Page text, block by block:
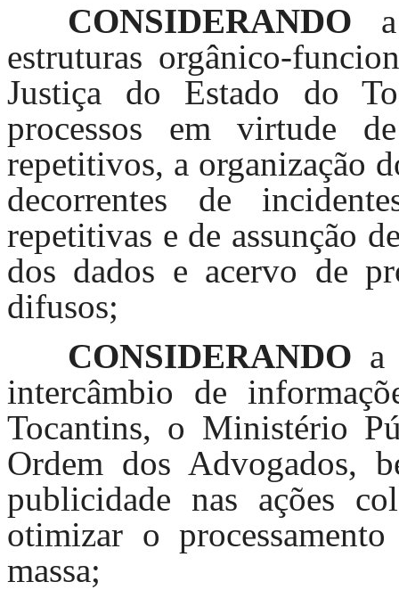
CONSIDERANDO
estruturas orgânico-
Justiça do Estado do
processos em virtude
repetitivos, a organização
decorrentes de
repetitivas e de assunção
dos dados e acervo de
difusos;
CONSIDERANDO a
intercâmbio de
Tocantins, o Ministério
Ordem dos Advogados,
publicidade nas ações
otimizar o
massa;